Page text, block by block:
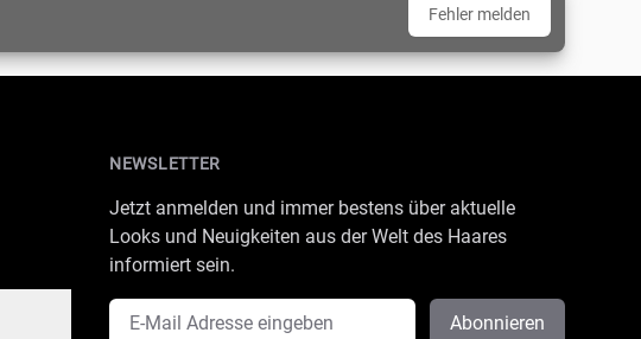
Fehler melden
NEWSLETTER
Jetzt anmelden und immer bestens über aktuelle
Looks und Neuigkeiten aus der Welt des Haares
informiert sein.
E-Mail Adresse
Abonnieren